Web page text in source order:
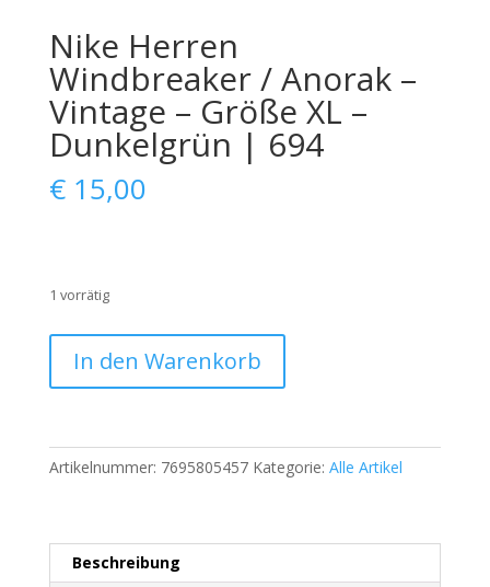
Nike Herren
Windbreaker / Anorak –
Vintage – Größe XL –
Dunkelgrün | 694
€15,00
1 vorrätig
Herren
Windbreaker
Anorak
–
Größe
In den Warenkorb
Artikelnummer: 7695805457 Kategorie: Alle Artikel
Beschreibung